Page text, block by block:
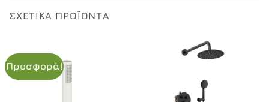
ΣΧΕΤΙΚΆ ΠΡΟΪΌΝΤΑ
Προσφορά!